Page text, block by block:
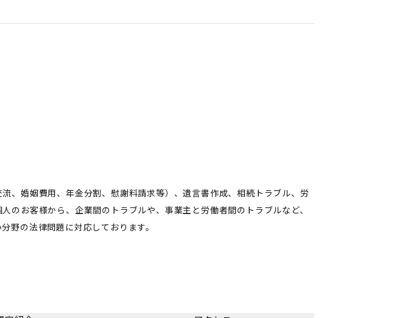
、婚姻費用、年金分割、慰謝料請求等）、遺言書作成、相続トラブル、労
お客様から、企業間のトラブルや、事業主と労働者間のトラブルなど、
野の法律問題に対応しております。